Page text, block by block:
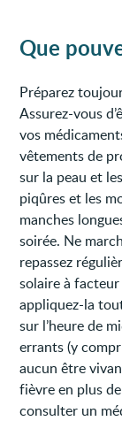
Que
Préparez
Assurez-vous
vos
vêtements de
sur la peau et
piqûres et les
manches
soirée. Ne
repassez
solaire à
appliquez-la
sur l’heure de
errants (y
aucun être
fièvre en plus
consulter un